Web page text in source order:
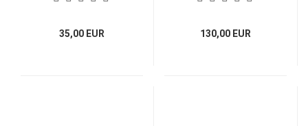
35,00 EUR 130,00 EUR